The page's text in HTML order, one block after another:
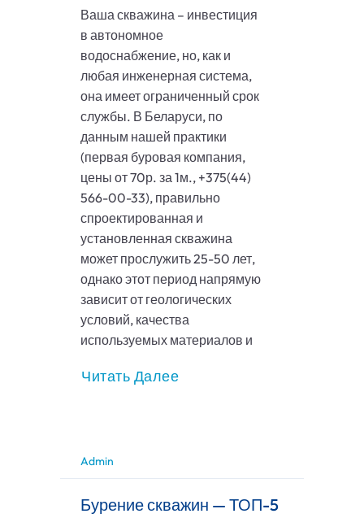
Ваша скважина – инвестиция
в автономное
водоснабжение, но, как и
любая инженерная система,
она имеет ограниченный срок
службы. В Беларуси, по
данным нашей практики
(первая буровая компания,
цены от 70р. за 1м., +375(44)
566-00-33), правильно
спроектированная и
установленная скважина
может прослужить 25-50 лет,
однако этот период напрямую
зависит от геологических
условий, качества
используемых материалов и
Читать Далее
Admin
Бурение скважин — ТОП-5